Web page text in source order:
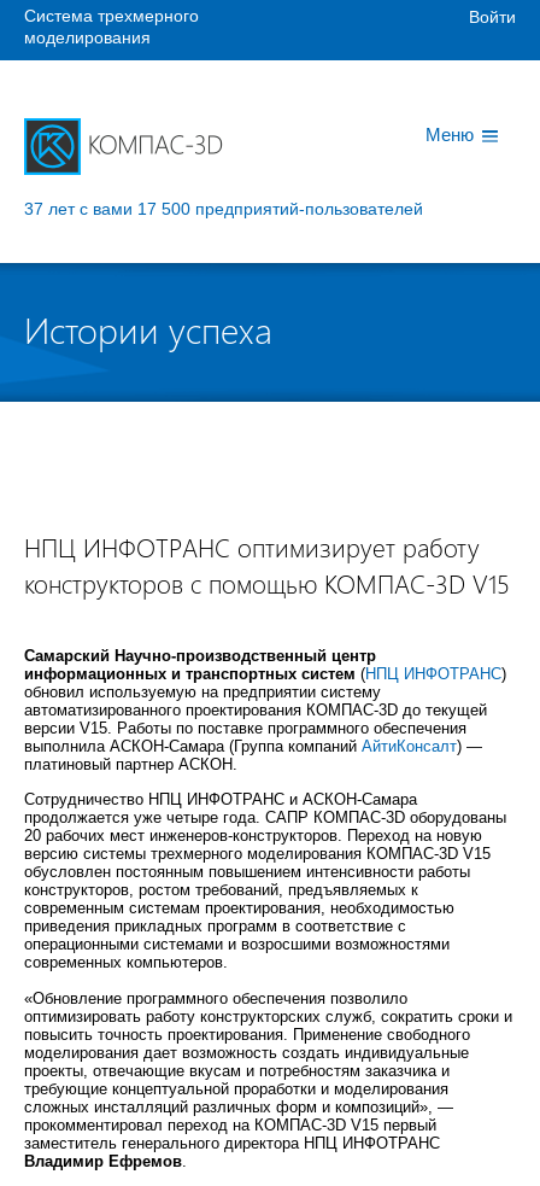
Система трехмерного
моделирования
Войти
Меню
37 лет с вами 17 500 предприятий-пользователей
Истории успеха
НПЦ ИНФОТРАНС оптимизирует работу
конструкторов с помощью КОМПАС-3D V15
Самарский Научно-производственный центр
информационных и транспортных систем (НПЦ ИНФОТРАНС)
обновил используемую на предприятии систему
автоматизированного проектирования КОМПАС-3D до текущей
версии V15. Работы по поставке программного обеспечения
выполнила АСКОН-Самара (Группа компаний АйтиКонсалт) —
платиновый партнер АСКОН.
Сотрудничество НПЦ ИНФОТРАНС и АСКОН-Самара
продолжается уже четыре года. САПР КОМПАС-3D оборудованы
20 рабочих мест инженеров-конструкторов. Переход на новую
версию системы трехмерного моделирования КОМПАС-3D V15
обусловлен постоянным повышением интенсивности работы
конструкторов, ростом требований, предъявляемых к
современным системам проектирования, необходимостью
приведения прикладных программ в соответствие с
операционными системами и возросшими возможностями
современных компьютеров.
«Обновление программного обеспечения позволило
оптимизировать работу конструкторских служб, сократить сроки и
повысить точность проектирования. Применение свободного
моделирования дает возможность создать индивидуальные
проекты, отвечающие вкусам и потребностям заказчика и
требующие концептуальной проработки и моделирования
сложных инсталляций различных форм и композиций», —
прокомментировал переход на КОМПАС-3D V15 первый
заместитель генерального директора НПЦ ИНФОТРАНС
Владимир Ефремов